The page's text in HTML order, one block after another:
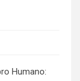
Humano: